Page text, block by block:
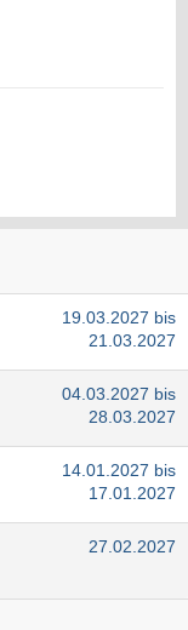
19.03.2027 bis
21.03.2027
04.03.2027 bis
28.03.2027
14.01.2027 bis
17.01.2027
27.02.2027